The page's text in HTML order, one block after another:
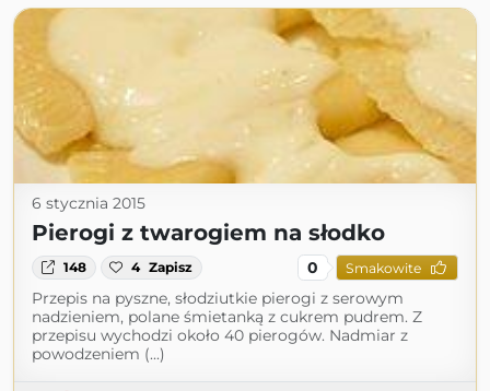
6 stycznia 2015
Pierogi z twarogiem na słodko
148 4 Zapisz 0 Smakowite
Przepis na pyszne, słodziutkie pierogi z serowym
nadzieniem, polane śmietanką z cukrem pudrem. Z
przepisu wychodzi około 40 pierogów. Nadmiar z
powodzeniem (...)